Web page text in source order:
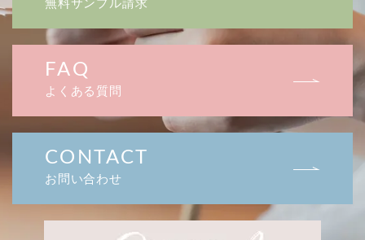
無料サンプル請求
FAQ
よくある質問
CONTACT
お問い合わせ